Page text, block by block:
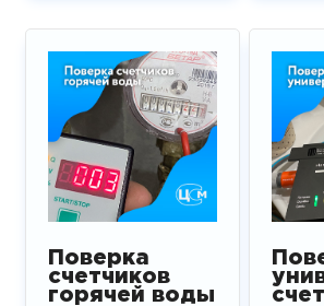
Поверка
счетчиков
горячей воды